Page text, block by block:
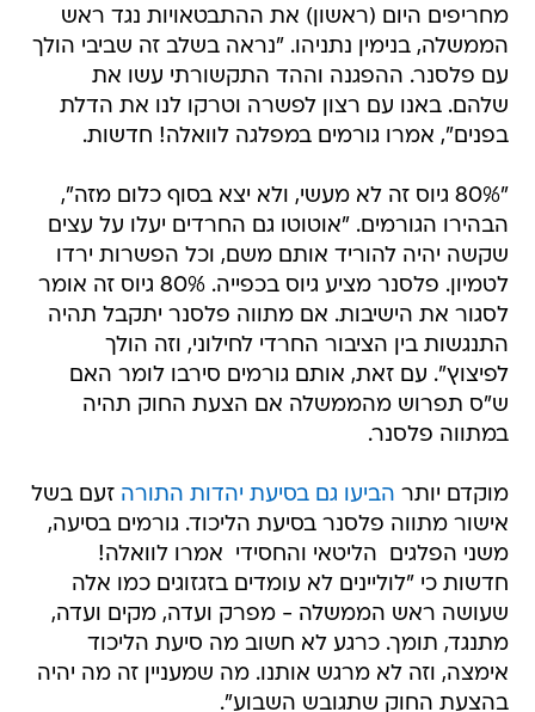
מחריפים היום (ראשון) את ההתבטאויות נגד ראש
הממשלה, בנימין נתניהו. "נראה בשלב זה שביבי הולך
עם פלסנר. ההפגנה וההד התקשורתי עשו את
שלהם. באנו עם רצון לפשרה וטרקו לנו את הדלת
בפנים", אמרו גורמים במפלגה לוואלה! חדשות.
"80% גיוס זה לא מעשי, ולא יצא בסוף כלום מזה",
הבהירו הגורמים. "אוטוטו גם החרדים יעלו על עצים
שקשה יהיה להוריד אותם משם, וכל הפשרות ירדו
לטמיון. פלסנר מציע גיוס בכפייה. 80% גיוס זה אומר
לסגור את הישיבות. אם מתווה פלסנר יתקבל תהיה
התנגשות בין הציבור החרדי לחילוני, וזה הולך
לפיצוץ". עם זאת, אותם גורמים סירבו לומר האם
ש"ס תפרוש מהממשלה אם הצעת החוק תהיה
במתווה פלסנר.
מוקדם יותר הביעו גם בסיעת יהדות התורה זעם בשל
אישור מתווה פלסנר בסיעת הליכוד. גורמים בסיעה,
משני הפלגים  הליטאי והחסידי  אמרו לוואלה!
חדשות כי "לוליינים לא עומדים בזגזוגים כמו אלה
שעושה ראש הממשלה - מפרק ועדה, מקים ועדה,
מתנגד, תומך. כרגע לא חשוב מה סיעת הליכוד
אימצה, וזה לא מרגש אותנו. מה שמעניין זה מה יהיה
בהצעת החוק שתגובש השבוע".